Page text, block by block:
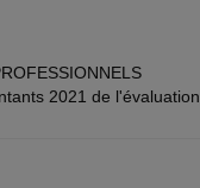
2021 de